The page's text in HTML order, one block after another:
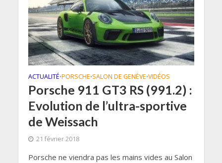
ACTUALITÉ•PORSCHE•SALON DE GENÈVE•VIDÉOS
Porsche 911 GT3 RS (991.2) :
Evolution de l’ultra-sportive
de Weissach
21 février 2018
Porsche ne viendra pas les mains vides au Salon